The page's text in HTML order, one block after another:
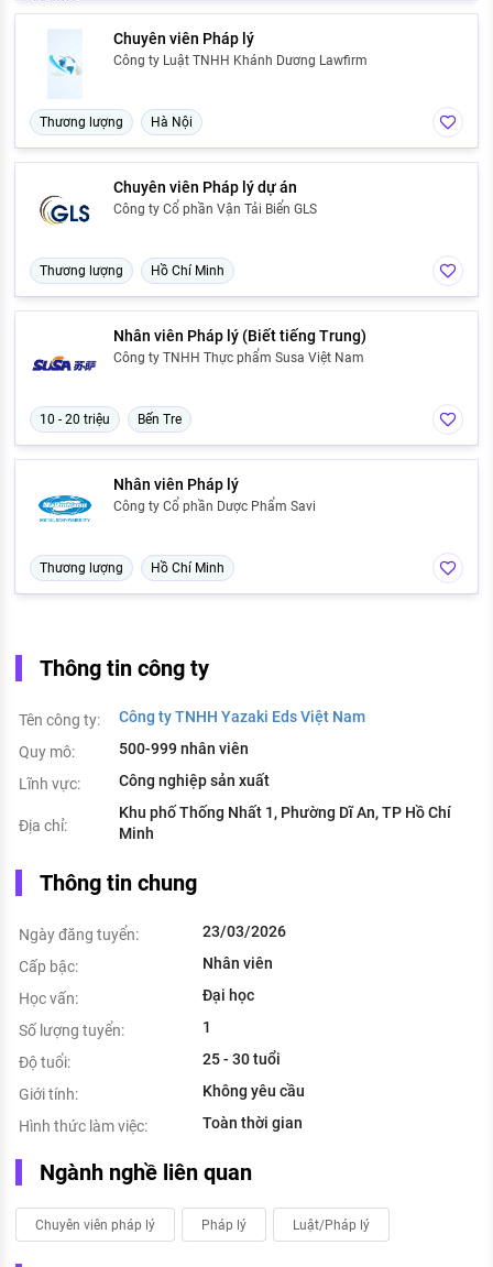
Chuyên viên Pháp lý
Công ty Luật TNHH Khánh Dương Lawfirm
Thương lượng Hà Nội
Chuyên viên Pháp lý dự án
Công ty Cổ phần Vận Tải Biển GLS
Thương lượng Hồ Chí Minh
Nhân viên Pháp lý (Biết tiếng Trung)
Công ty TNHH Thực phẩm Susa Việt Nam
10 - 20 triệu Bến Tre
Nhân viên Pháp lý
Công ty Cổ phần Dược Phẩm Savi
Thương lượng Hồ Chí Minh
Thông tin công ty
Tên công ty:
Công ty TNHH Yazaki Eds Việt Nam
Quy mô:
500-999 nhân viên
Lĩnh vực:
Công nghiệp sản xuất
Địa chỉ:
Khu phố Thống Nhất 1, Phường Dĩ An, TP Hồ Chí
Minh
Thông tin chung
Ngày đăng tuyển:
23/03/2026
Cấp bậc:
Nhân viên
Học vấn:
Đại học
Số lượng tuyển:
1
Độ tuổi:
25 - 30 tuổi
Giới tính:
Không yêu cầu
Hình thức làm việc:
Toàn thời gian
Ngành nghề liên quan
Chuyên viên pháp lý Pháp lý Luật/Pháp lý